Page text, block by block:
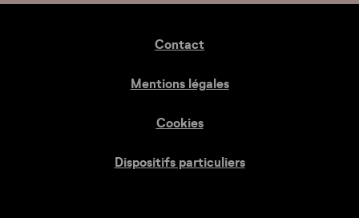
Contact
Mentions légales
Cookies
Dispositifs particuliers